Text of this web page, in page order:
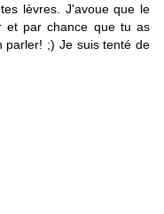
lèvres. J'avoue que le
et par chance que tu as
parler! ;) Je suis tenté de